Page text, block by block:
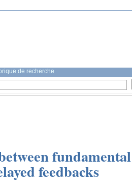
de recherche
feedbacks